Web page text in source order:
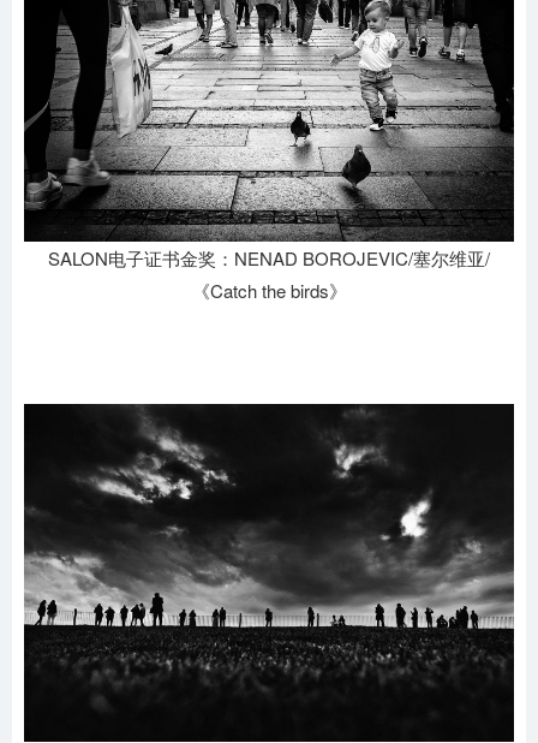
SALON电子证书金奖：NENAD BOROJEVIC/塞尔维亚/
《Catch the birds》